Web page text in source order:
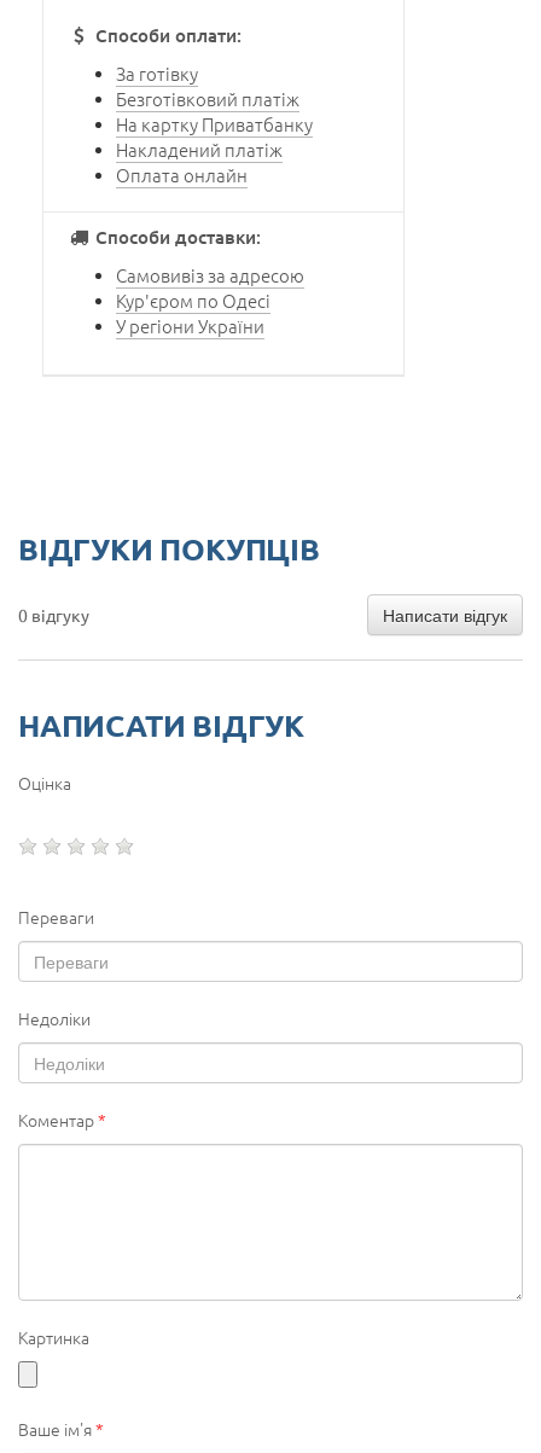
Способи оплати:
За готівку
Безготівковий платіж
На картку Приватбанку
Накладений платіж
Оплата онлайн
Способи доставки:
Самовивіз за адресою
Кур'єром по Одесі
У регіони України
ВІДГУКИ ПОКУПЦІВ
0 відгуку Написати відгук
НАПИСАТИ ВІДГУК
Оцінка
Переваги
Недоліки
Коментар*
Картинка
Ваше ім'я*